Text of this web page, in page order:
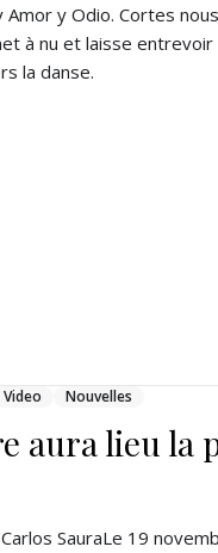
Amor y Odio. Cortes
à nu et laisse
la danse.
Video Nouvelles
aura lieu la
SauraLe 19